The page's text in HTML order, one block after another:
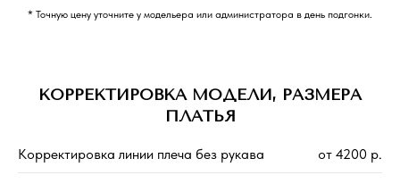
* Точную цену уточните у модельера или администратора в день подгонки.
КОРРЕКТИРОВКА МОДЕЛИ, РАЗМЕРА
ПЛАТЬЯ
Корректировка линии плеча без рукава от 4200 р.